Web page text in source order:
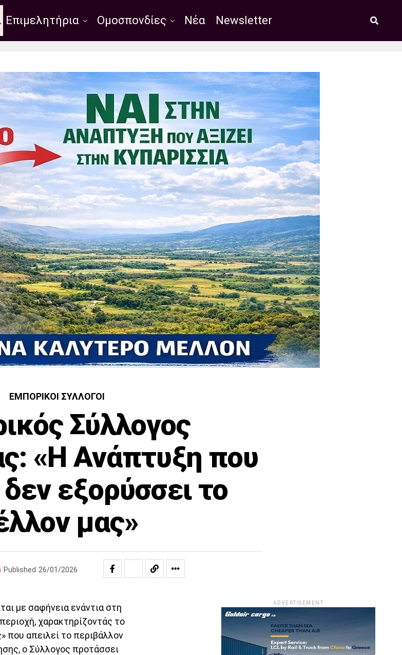
Επιμελητήρια Ομοσπονδίες Νέα Newsletter
ΕΜΠΟΡΙΚΟΊ ΣΎΛΛΟΓΟΙ
Σύλλογος
«Η Ανάπτυξη που
εξορύσσει το
μας»
Published 26/01/2026
με σαφήνεια ενάντια στη
χαρακτηρίζοντάς το
που απειλεί το περιβάλλον
ο Σύλλογος προτάσσει
ADVERTISEMENT